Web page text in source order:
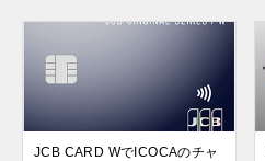
JCB CARD WでICOCAのチャ